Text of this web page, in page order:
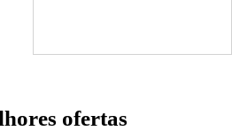
ofertas